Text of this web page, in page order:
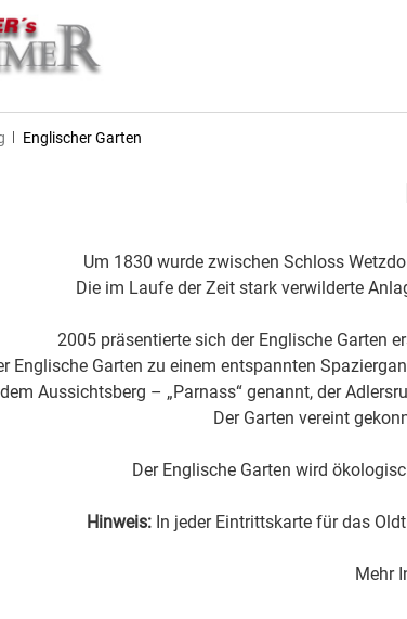
Englischer Garten
Um 1830 wurde zwischen Schloss
Die im Laufe der Zeit stark verwilderte
2005 präsentierte sich der Englische Garten
Englische Garten zu einem entspannten
dem Aussichtsberg – „Parnass“ genannt, der
Der Garten vereint
Der Englische Garten wird
Hinweis: In jeder Eintrittskarte für das
Mehr